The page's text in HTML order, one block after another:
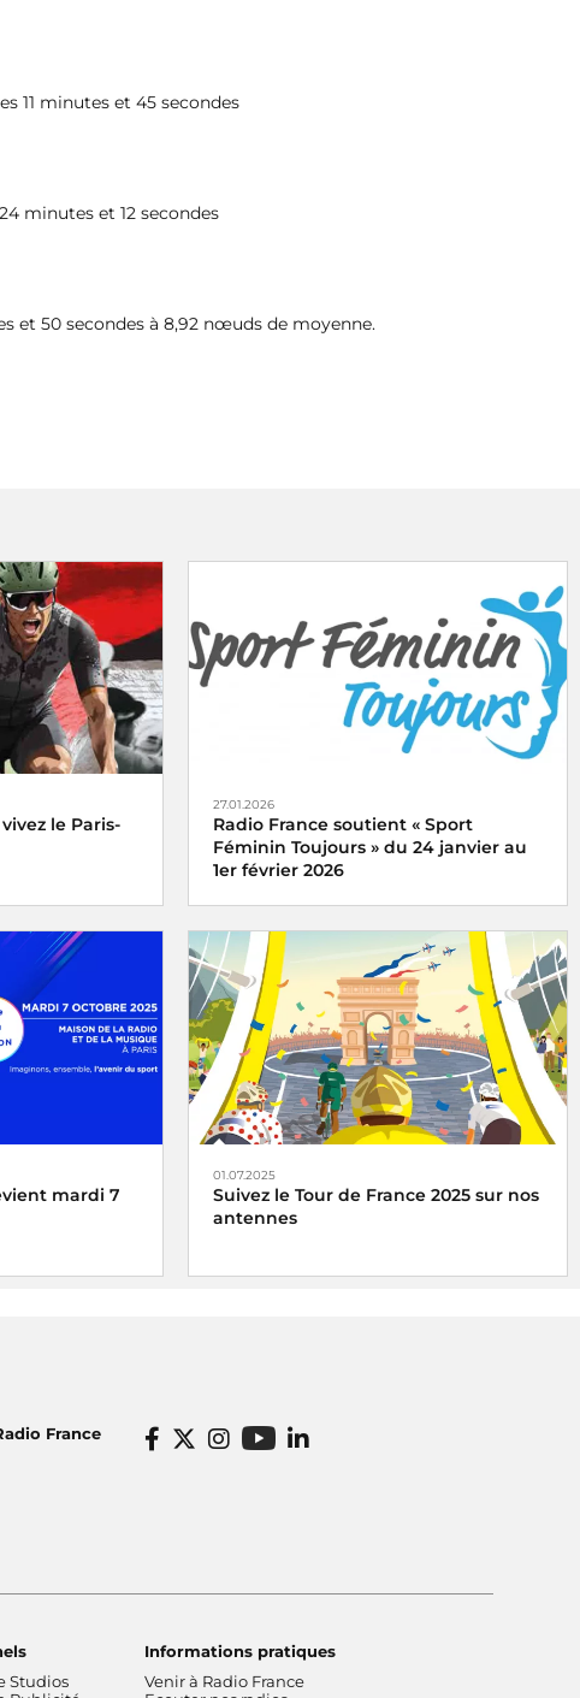
11 minutes et 45 secondes
minutes et 12 secondes
et 50 secondes à 8,92 nœuds de moyenne.
le Paris-
le Paris-
en direct le
27.01.2026
Radio France soutient « Sport
Féminin Toujours » du 24 janvier au
1er février 2026
« Sport Féminin Toujours » du samedi 24
janvier au dimanche 1er février 2026, une
opération organisée par l'ARCOM
mardi 7
01.07.2025
Suivez le Tour de France 2025 sur nos
antennes
France
Studios
Informations pratiques
Venir à Radio France